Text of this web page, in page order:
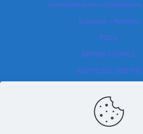
Autoritatea pentru Digitalizarea
Europass – Romania
POCU
BRITISH COUNCIL
INSTITUTUL GOETHE